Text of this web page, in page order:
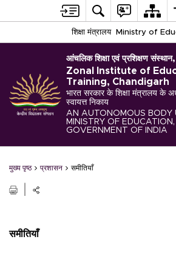
शिक्षा मंत्रालय Ministry of
आंचलिक शिक्षा एवं प्रशिक्षण
Zonal Institute of
Training, Chandigarh
भारत सरकार के शिक्षा मंत्रालय के
स्वायत्त निकाय
AN AUTONOMOUS BODY
MINISTRY OF EDUCATION,
GOVERNMENT OF INDIA
मुख्य पृष्ठ प्रशासन समीतियाँ
समीतियाँ